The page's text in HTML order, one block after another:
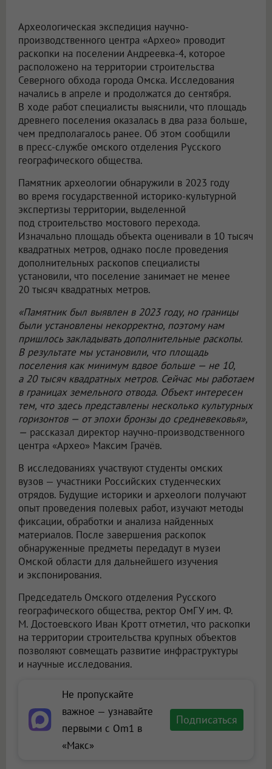
Археологическая экспедиция научно-
производственного центра «Архео» проводит
раскопки на поселении Андреевка-4, которое
расположено на территории строительства
Северного обхода города Омска. Исследования
начались в апреле и продолжатся до сентября.
В ходе работ специалисты выяснили, что площадь
древнего поселения оказалась в два раза больше,
чем предполагалось ранее. Об этом сообщили
в пресс-службе омского отделения Русского
географического общества.
Памятник археологии обнаружили в 2023 году
во время государственной историко-культурной
экспертизы территории, выделенной
под строительство мостового перехода.
Изначально площадь объекта оценивали в 10 тысяч
квадратных метров, однако после проведения
дополнительных раскопов специалисты
установили, что поселение занимает не менее
20 тысяч квадратных метров.
«Памятник был выявлен в 2023 году, но границы
были установлены некорректно, поэтому нам
пришлось закладывать дополнительные раскопы.
В результате мы установили, что площадь
поселения как минимум вдвое больше — не 10,
а 20 тысяч квадратных метров. Сейчас мы работаем
в границах земельного отвода. Объект интересен
тем, что здесь представлены несколько культурных
горизонтов — от эпохи бронзы до средневековья»,
— рассказал директор научно-производственного
центра «Архео» Максим Грачёв.
В исследованиях участвуют студенты омских
вузов — участники Российских студенческих
отрядов. Будущие историки и археологи получают
опыт проведения полевых работ, изучают методы
фиксации, обработки и анализа найденных
материалов. После завершения раскопок
обнаруженные предметы передадут в музеи
Омской области для дальнейшего изучения
и экспонирования.
Председатель Омского отделения Русского
географического общества, ректор ОмГУ им. Ф.
М. Достоевского Иван Кротт отметил, что раскопки
на территории строительства крупных объектов
позволяют совмещать развитие инфраструктуры
и научные исследования.
Не пропускайте
важное — узнавайте
первыми с Om1 в
«Макс»
Подписаться